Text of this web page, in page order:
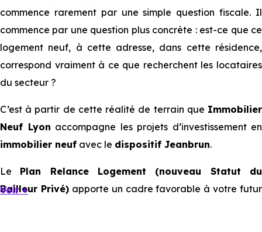
commence rarement par une simple question fiscale. Il
commence par une question plus concrète : est-ce que ce
logement neuf, à cette adresse, dans cette résidence,
correspond vraiment à ce que recherchent les locataires
du secteur ?
C’est à partir de cette réalité de terrain que Immobilier
Neuf Lyon accompagne les projets d’investissement en
immobilier neuf avec le dispositif Jeanbrun.
Le Plan Relance Logement (nouveau Statut du
Bailleur Privé)apporte un cadre favorable à votre futur
Voir +